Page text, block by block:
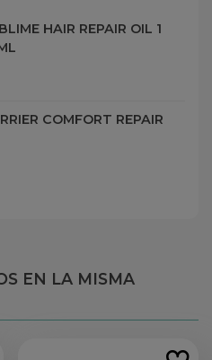
HAIR REPAIR OIL 1
COMFORT REPAIR
EN LA MISMA